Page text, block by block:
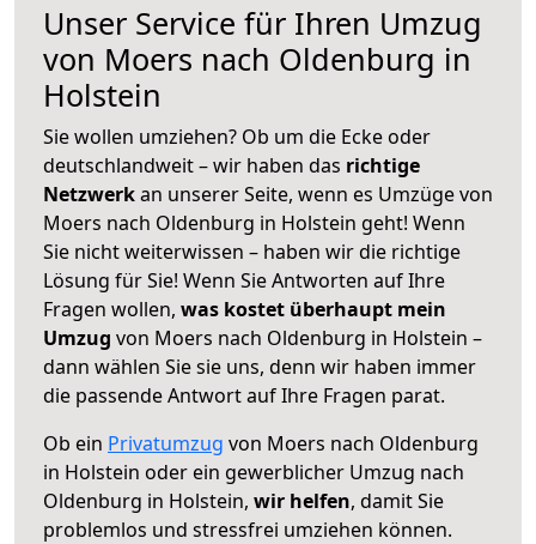
Unser Service für Ihren Umzug
von Moers nach Oldenburg in
Holstein
Sie wollen umziehen? Ob um die Ecke oder
deutschlandweit – wir haben das richtige
Netzwerkan unserer Seite, wenn es Umzüge von
Moers nach Oldenburg in Holstein geht! Wenn
Sie nicht weiterwissen – haben wir die richtige
Lösung für Sie! Wenn Sie Antworten auf Ihre
Fragen wollen, was kostet überhaupt mein
Umzug von Moers nach Oldenburg in Holstein –
dann wählen Sie sie uns, denn wir haben immer
die passende Antwort auf Ihre Fragen parat.
Ob ein Privatumzug von Moers nach Oldenburg
in Holstein oder ein gewerblicher Umzug nach
Oldenburg in Holstein, wir helfen, damit Sie
problemlos und stressfrei umziehen können.